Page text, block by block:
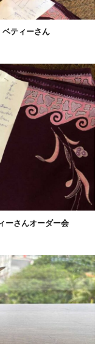
ベティーさん
ーさんオーダー会